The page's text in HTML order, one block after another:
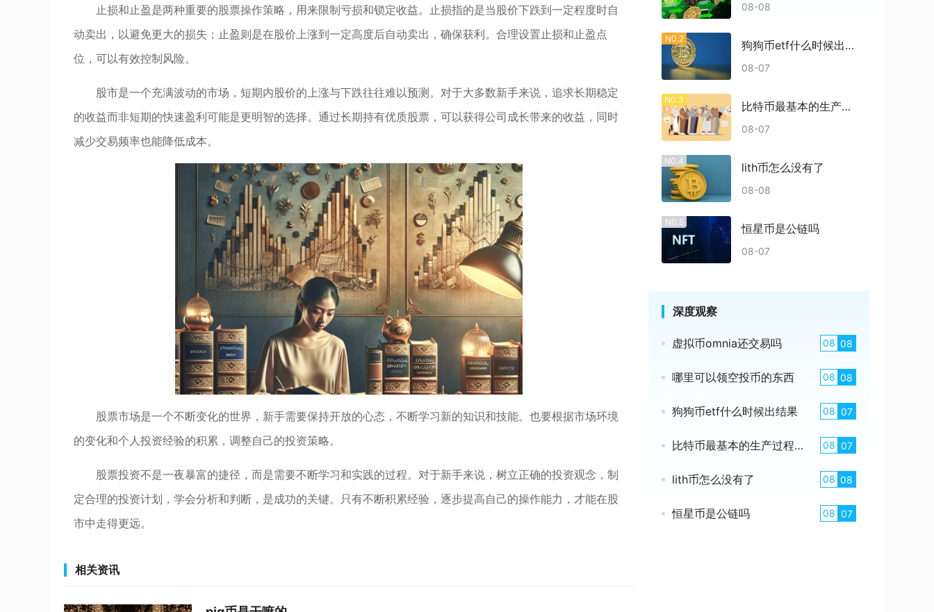
止损和止盈是两种重要的股票操作策略，用来限制亏损和锁定收益。止损指的是当股价下跌到一定程度时自
动卖出，以避免更大的损失；止盈则是在股价上涨到一定高度后自动卖出，确保获利。合理设置止损和止盈点
位，可以有效控制风险。
股市是一个充满波动的市场，短期内股价的上涨与下跌往往难以预测。对于大多数新手来说，追求长期稳定
的收益而非短期的快速盈利可能是更明智的选择。通过长期持有优质股票，可以获得公司成长带来的收益，同时
减少交易频率也能降低成本。
股票市场是一个不断变化的世界，新手需要保持开放的心态，不断学习新的知识和技能。也要根据市场环境
的变化和个人投资经验的积累，调整自己的投资策略。
股票投资不是一夜暴富的捷径，而是需要不断学习和实践的过程。对于新手来说，树立正确的投资观念，制
定合理的投资计划，学会分析和判断，是成功的关键。只有不断积累经验，逐步提高自己的操作能力，才能在股
市中走得更远。
相关资讯
08-08
N0.2 狗狗币etf什么时候出结果
08-07
N0.3 比特币最基本的生产过程是什么
08-07
N0.4 lith币怎么没有了
08-08
N0.5 恒星币是公链吗
08-07
深度观察
虚拟币omnia还交易吗 08 08
哪里可以领空投币的东西 08 08
狗狗币etf什么时候出结果 08 07
比特币最基本的生产过程是什么 08 07
lith币怎么没有了 08 08
恒星币是公链吗 08 07